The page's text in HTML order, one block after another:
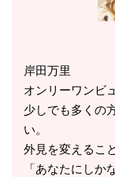
岸田万里
オンリーワンビ
少しでも多くの
い。
外見を変えるこ
「あなたにしか